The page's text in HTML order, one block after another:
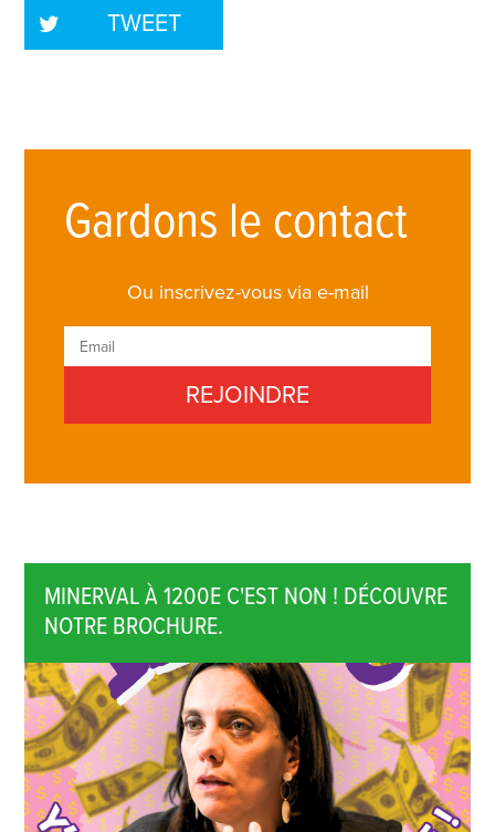
TWEET
Gardons le contact
Ou inscrivez-vous via e-mail
MINERVAL À 1200E C'EST NON ! DÉCOUVRE
NOTRE BROCHURE.